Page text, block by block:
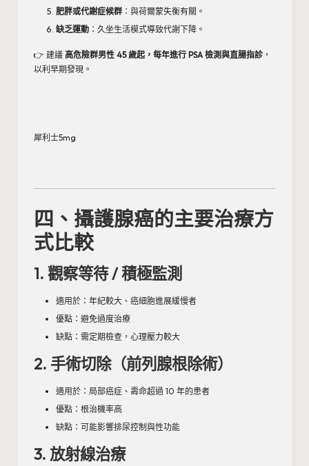
肥胖或代謝症候群 ：與荷爾蒙失衡有關。
缺乏運動 ：久坐生活模式導致代謝下降。
👉 建議 高危險群男性 45 歲起，每年進行 PSA 檢測與直腸指診 ，
以利早期發現。
犀利士5mg
四、攝護腺癌的主要治療方
式比較
1. 觀察等待 / 積極監測
適用於：年紀較大、癌細胞進展緩慢者
優點：避免過度治療
缺點：需定期檢查，心理壓力較大
2. 手術切除（前列腺根除術）
適用於：局部癌症、壽命超過 10 年的患者
優點：根治機率高
缺點：可能影響排尿控制與性功能
3. 放射線治療